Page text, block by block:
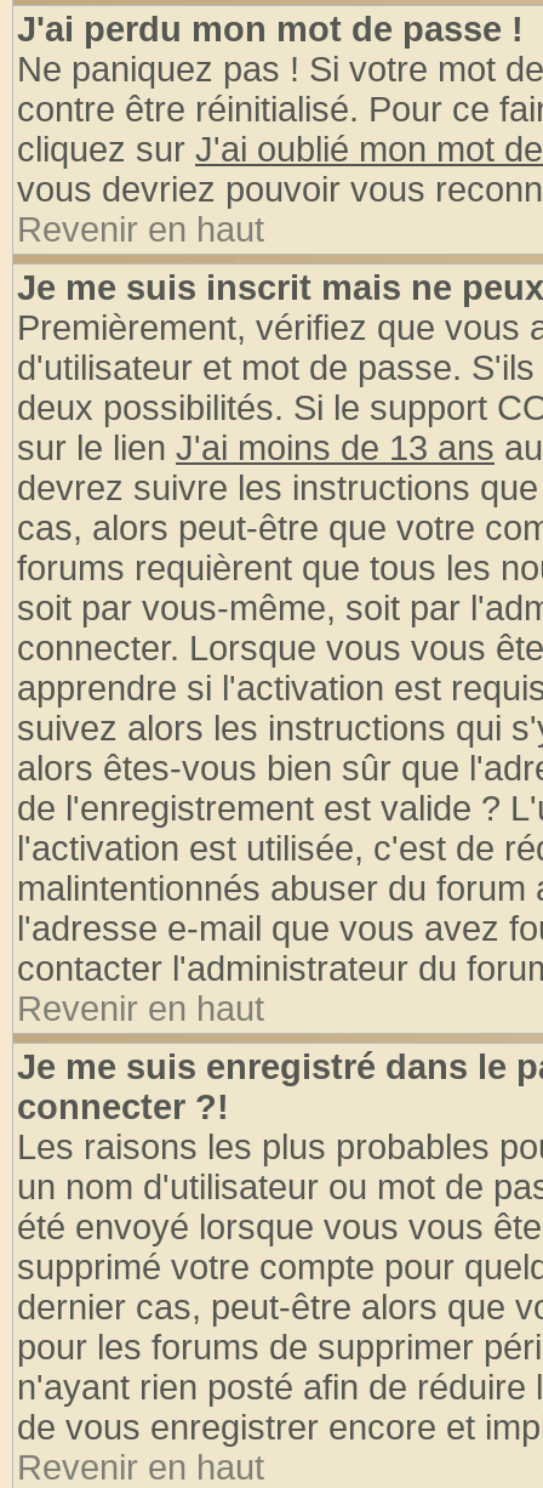
J'ai perdu mon mot de passe !
Ne paniquez pas ! Si votre mot
contre être réinitialisé. Pour ce
cliquez sur J'ai oublié mon mot
vous devriez pouvoir vous
Revenir en haut
Je me suis inscrit mais ne
Premièrement, vérifiez que vous
d'utilisateur et mot de passe.
deux possibilités. Si le support
sur le lien J'ai moins de 13 ans
devrez suivre les instructions
cas, alors peut-être que votre
forums requièrent que tous les
soit par vous-même, soit par
connecter. Lorsque vous vous
apprendre si l'activation est
suivez alors les instructions qui
alors êtes-vous bien sûr que
de l'enregistrement est valide ?
l'activation est utilisée, c'est de
malintentionnés abuser du
l'adresse e-mail que vous avez
contacter l'administrateur du
Revenir en haut
Je me suis enregistré dans le
connecter ?!
Les raisons les plus probables
un nom d'utilisateur ou mot de
été envoyé lorsque vous vous
supprimé votre compte pour
dernier cas, peut-être alors que
pour les forums de supprimer
n'ayant rien posté afin de
de vous enregistrer encore et
Revenir en haut